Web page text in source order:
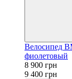
Велосипед
фиолетовый
8 900 грн
9 400 грн